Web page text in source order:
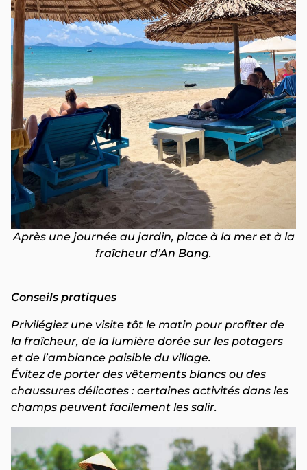
Après une journée au jardin, place à la mer et à la
fraîcheur d’An Bang.
Conseils pratiques
Privilégiez une visite tôt le matin pour profiter de
la fraîcheur, de la lumière dorée sur les potagers
et de l’ambiance paisible du village.
Évitez de porter des vêtements blancs ou des
chaussures délicates : certaines activités dans les
champs peuvent facilement les salir.